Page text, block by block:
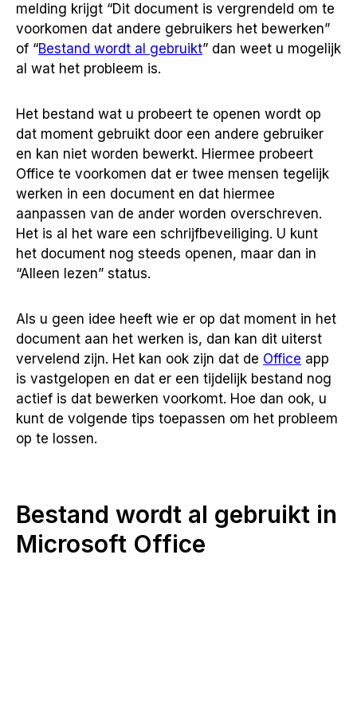
melding krijgt “Dit document is vergrendeld om te
voorkomen dat andere gebruikers het bewerken”
of “Bestand wordt al gebruikt” dan weet u mogelijk
al wat het probleem is.
Het bestand wat u probeert te openen wordt op
dat moment gebruikt door een andere gebruiker
en kan niet worden bewerkt. Hiermee probeert
Office te voorkomen dat er twee mensen tegelijk
werken in een document en dat hiermee
aanpassen van de ander worden overschreven.
Het is al het ware een schrijfbeveiliging. U kunt
het document nog steeds openen, maar dan in
“Alleen lezen” status.
Als u geen idee heeft wie er op dat moment in het
document aan het werken is, dan kan dit uiterst
vervelend zijn. Het kan ook zijn dat de Office app
is vastgelopen en dat er een tijdelijk bestand nog
actief is dat bewerken voorkomt. Hoe dan ook, u
kunt de volgende tips toepassen om het probleem
op te lossen.
Bestand wordt al gebruikt in
Microsoft Office